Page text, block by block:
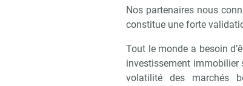
Nos partenaires nous
constitue une forte
Tout le monde a besoin
investissement immobilier
volatilité des marchés